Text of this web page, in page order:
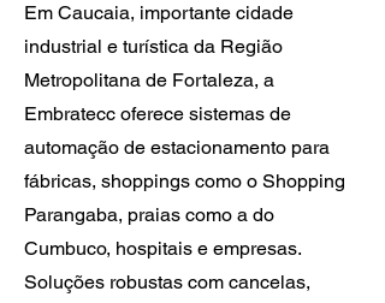
Em Caucaia, importante cidade
industrial e turística da Região
Metropolitana de Fortaleza, a
Embratecc oferece sistemas de
automação de estacionamento para
fábricas, shoppings como o Shopping
Parangaba, praias como a do
Cumbuco, hospitais e empresas.
Soluções robustas com cancelas,